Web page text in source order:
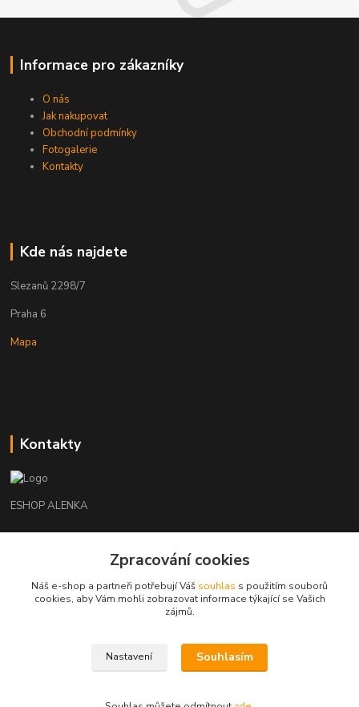
Informace pro zákazníky
O nás
Jak nakupovat
Obchodní podmínky
Fotogalerie
Kontakty
Kde nás najdete
Slezanů 2298/7
Praha 6
Mapa
Kontakty
ESHOP ALENKA
+420602541312
orechovka@inmes.cz
Zpracování cookies
Náš e-shop a partneři potřebují Váš souhlas s použitím souborů
cookies, aby Vám mohli zobrazovat informace týkající se Vašich
zájmů.
Nastavení Souhlasím